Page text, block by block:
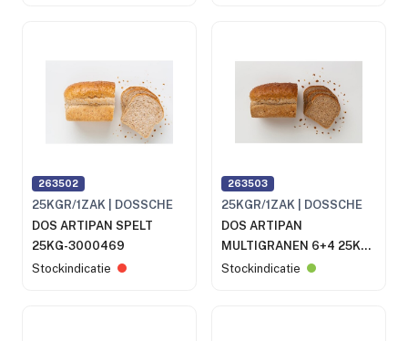
263502
25KGR/1ZAK | DOSSCHE
DOS ARTIPAN SPELT
25KG-3000469
Stockindicatie
263503
25KGR/1ZAK | DOSSCHE
DOS ARTIPAN
MULTIGRANEN 6+4 25KG-
3000454
Stockindicatie